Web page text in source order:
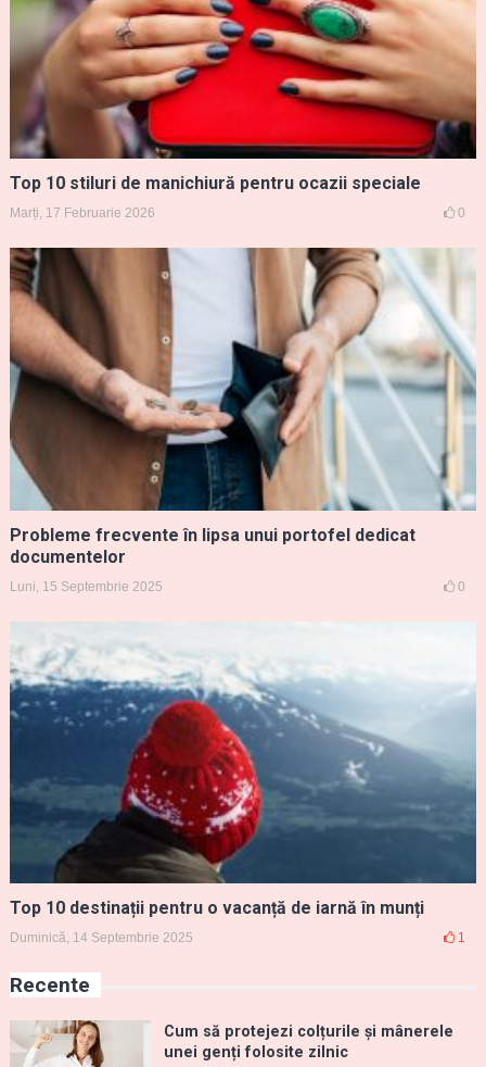
Top 10 stiluri de manichiură pentru ocazii speciale
Marți, 17 Februarie 2026 0
Probleme frecvente în lipsa unui portofel dedicat
documentelor
Luni, 15 Septembrie 2025 0
Top 10 destinații pentru o vacanță de iarnă în munți
Duminică, 14 Septembrie 2025 1
Recente
Cum să protejezi colțurile și mânerele
unei genți folosite zilnic